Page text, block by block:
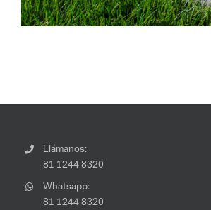
Llámanos:
81 1244 8320
Whatsapp:
81 1244 8320